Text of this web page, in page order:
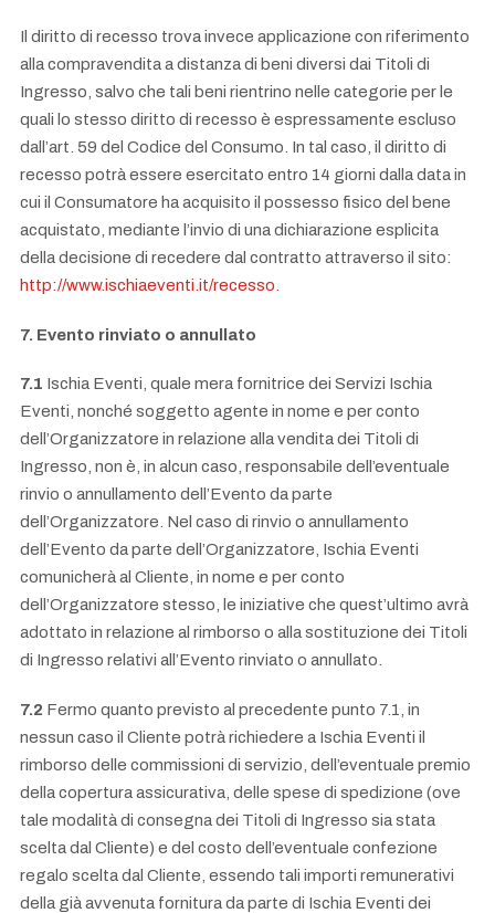
Il diritto di recesso trova invece applicazione con riferimento
alla compravendita a distanza di beni diversi dai Titoli di
Ingresso, salvo che tali beni rientrino nelle categorie per le
quali lo stesso diritto di recesso è espressamente escluso
dall’art. 59 del Codice del Consumo. In tal caso, il diritto di
recesso potrà essere esercitato entro 14 giorni dalla data in
cui il Consumatore ha acquisito il possesso fisico del bene
acquistato, mediante l’invio di una dichiarazione esplicita
della decisione di recedere dal contratto attraverso il sito:
http://www.ischiaeventi.it/recesso.
7. Evento rinviato o annullato
7.1 Ischia Eventi, quale mera fornitrice dei Servizi Ischia
Eventi, nonché soggetto agente in nome e per conto
dell’Organizzatore in relazione alla vendita dei Titoli di
Ingresso, non è, in alcun caso, responsabile dell’eventuale
rinvio o annullamento dell’Evento da parte
dell’Organizzatore. Nel caso di rinvio o annullamento
dell’Evento da parte dell’Organizzatore, Ischia Eventi
comunicherà al Cliente, in nome e per conto
dell’Organizzatore stesso, le iniziative che quest’ultimo avrà
adottato in relazione al rimborso o alla sostituzione dei Titoli
di Ingresso relativi all’Evento rinviato o annullato.
7.2 Fermo quanto previsto al precedente punto 7.1, in
nessun caso il Cliente potrà richiedere a Ischia Eventi il
rimborso delle commissioni di servizio, dell’eventuale premio
della copertura assicurativa, delle spese di spedizione (ove
tale modalità di consegna dei Titoli di Ingresso sia stata
scelta dal Cliente) e del costo dell’eventuale confezione
regalo scelta dal Cliente, essendo tali importi remunerativi
della già avvenuta fornitura da parte di Ischia Eventi dei